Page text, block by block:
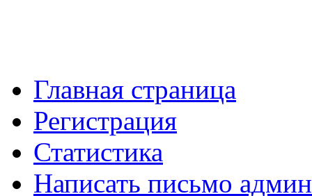
Главная страница
Регистрация
Статистика
Написать письмо